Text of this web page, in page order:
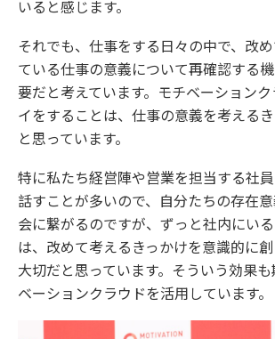
いると感じます。
それでも、仕事をする日々の中で、改
ている仕事の意義について再確認する
要だと考えています。モチベーション
イをすることは、仕事の意義を考える
と思っています。
特に私たち経営陣や営業を担当する社
話すことが多いので、自分たちの存在
会に繋がるのですが、ずっと社内にい
は、改めて考えるきっかけを意識的に
大切だと思っています。そういう効果
ベーションクラウドを活用しています。